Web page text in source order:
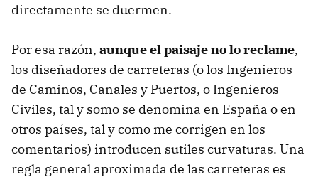
directamente se duermen.
Por esa razón, aunque el paisaje no lo reclame,
los diseñadores de carreteras(o los Ingenieros
de Caminos, Canales y Puertos, o Ingenieros
Civiles, tal y somo se denomina en España o en
otros países, tal y como me corrigen en los
comentarios) introducen sutiles curvaturas. Una
regla general aproximada de las carreteras es